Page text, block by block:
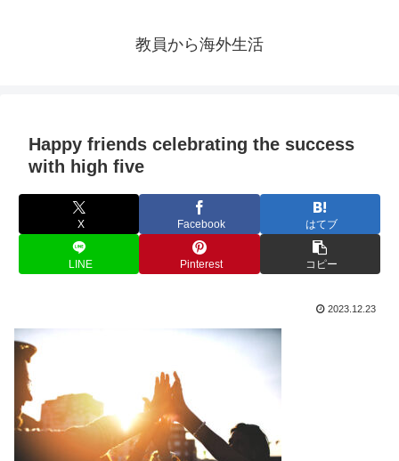
教員から海外生活
Happy friends celebrating the success
with high five
X Facebook はてブ
LINE Pinterest コピー
2023.12.23